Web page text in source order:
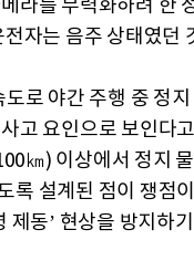
라를 무력화하려 한
전자는 음주 상태였던
로 야간 주행 중 정
고 요인으로 보인다
㎞) 이상에서 정지
록 설계된 점이 쟁점
제동’ 현상을 방지하